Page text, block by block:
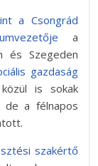
a Csongrád
a
és Szegeden
gazdaság
is sokak
de a félnapos
szakértő